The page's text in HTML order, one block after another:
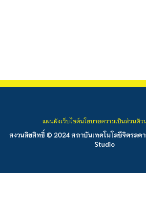
สงวนลิขสิทธิ์ © 2024 สถาบันเทคโนโลยีจิตรลดา.
Studio
แผนผังเว็บไซต์นโยบายความเป็นส่วนตัว